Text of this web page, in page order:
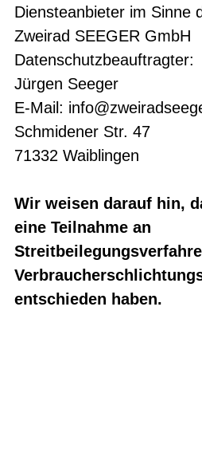
Diensteanbieter im Sinne
Zweirad SEEGER GmbH
Datenschutzbeauftragter:
Jürgen Seeger
E-Mail:
Schmidener Str. 47
71332 Waiblingen
Wir weisen darauf hin,
eine Teilnahme an
entschieden haben.